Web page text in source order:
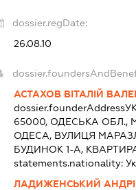
dossier.regDate:
26.08.10
АСТАХОВ ВІТАЛІЙ
dossier.founderAddress
65000, ОДЕСЬКА ОБЛ.,
ОДЕСА, ВУЛИЦЯ
БУДИНОК 1-А,
statements.nationality:
ЛАДИЖЕНСЬКИЙ